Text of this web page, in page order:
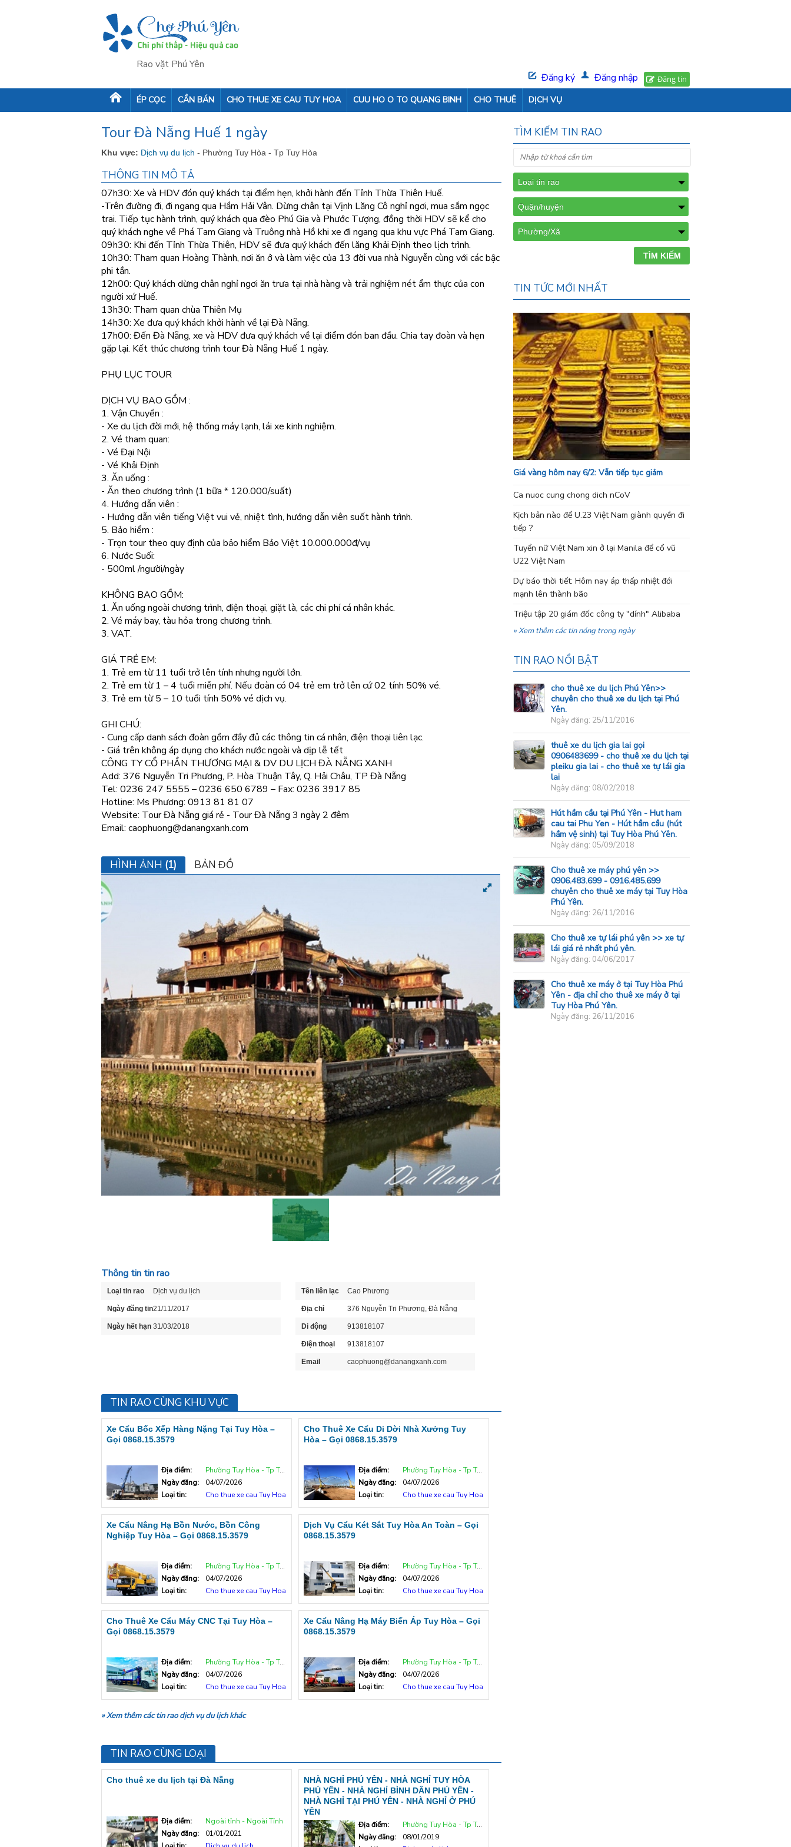
Rao vặt Phú Yên
Đăng tin
Đăng nhập
Đăng ký
ÉP CỌC CẦN BÁN CHO THUE XE CAU TUY HOA CUU HO O TO QUANG BINH CHO THUÊ DỊCH VỤ
Tour Đà Nẵng Huế 1 ngày
Khu vực: Dịch vụ du lịch - Phường Tuy Hòa - Tp Tuy Hòa
THÔNG TIN MÔ TẢ
07h30: Xe và HDV đón quý khách tại điểm hẹn, khởi hành đến Tỉnh Thừa Thiên Huế.
-Trên đường đi, đi ngang qua Hầm Hải Vân. Dừng chân tại Vịnh Lăng Cô nghỉ ngơi, mua sắm ngọc
trai. Tiếp tục hành trình, quý khách qua đèo Phú Gia và Phước Tượng, đồng thời HDV sẽ kể cho
quý khách nghe về Phá Tam Giang và Truông nhà Hồ khi xe đi ngang qua khu vực Phá Tam Giang.
09h30: Khi đến Tỉnh Thừa Thiên, HDV sẽ đưa quý khách đến lăng Khải Định theo lịch trình.
10h30: Tham quan Hoàng Thành, nơi ăn ở và làm việc của 13 đời vua nhà Nguyễn cùng với các bậc
phi tần.
12h00: Quý khách dừng chân nghỉ ngơi ăn trưa tại nhà hàng và trải nghiệm nét ẩm thực của con
người xứ Huế.
13h30: Tham quan chùa Thiên Mụ
14h30: Xe đưa quý khách khởi hành về lại Đà Nẵng.
17h00: Đến Đà Nẵng, xe và HDV đưa quý khách về lại điểm đón ban đầu. Chia tay đoàn và hẹn
gặp lại. Kết thúc chương trình tour Đà Nẵng Huế 1 ngày.
PHỤ LỤC TOUR
DỊCH VỤ BAO GỒM :
1. Vận Chuyển :
- Xe du lịch đời mới, hệ thống máy lạnh, lái xe kinh nghiệm.
2. Vé tham quan:
- Vé Đại Nội
- Vé Khải Định
3. Ăn uống :
- Ăn theo chương trình (1 bữa * 120.000/suất)
4. Hướng dẫn viên :
- Hướng dẫn viên tiếng Việt vui vẻ, nhiệt tình, hướng dẫn viên suốt hành trình.
5. Bảo hiểm :
- Trọn tour theo quy định của bảo hiểm Bảo Việt 10.000.000đ/vụ
6. Nước Suối:
- 500ml /người/ngày
KHÔNG BAO GỒM:
1. Ăn uống ngoài chương trình, điện thoại, giặt là, các chi phí cá nhân khác.
2. Vé máy bay, tàu hỏa trong chương trình.
3. VAT.
GIÁ TRẺ EM:
1. Trẻ em từ 11 tuổi trở lên tính nhưng người lớn.
2. Trẻ em từ 1 – 4 tuổi miễn phí. Nếu đoàn có 04 trẻ em trở lên cứ 02 tính 50% vé.
3. Trẻ em từ 5 – 10 tuổi tính 50% vé dịch vụ.
GHI CHÚ:
- Cung cấp danh sách đoàn gồm đầy đủ các thông tin cá nhân, điện thoại liên lạc.
- Giá trên không áp dụng cho khách nước ngoài và dịp lễ tết
CÔNG TY CỔ PHẦN THƯƠNG MẠI & DV DU LỊCH ĐÀ NẴNG XANH
Add: 376 Nguyễn Tri Phương, P. Hòa Thuận Tây, Q. Hải Châu, TP Đà Nẵng
Tel: 0236 247 5555 – 0236 650 6789 – Fax: 0236 3917 85
Hotline: Ms Phương: 0913 81 81 07
Website: Tour Đà Nẵng giá rẻ - Tour Đà Nẵng 3 ngày 2 đêm
Email: caophuong@danangxanh.com
HÌNH ẢNH (1) BẢN ĐỒ
Thông tin tin rao
Loại tin rao Dịch vụ du lịch
Ngày đăng tin21/11/2017
Ngày hết hạn 31/03/2018
Tên liên lạc Cao Phương
Địa chỉ 376 Nguyễn Tri Phương, Đà Nẵng
Di động 913818107
Điện thoại 913818107
Email caophuong@danangxanh.com
TIN RAO CÙNG KHU VỰC
Xe Cẩu Bốc Xếp Hàng Nặng Tại Tuy Hòa –
Gọi 0868.15.3579
Địa điểm:
Phường Tuy Hòa - Tp Tuy Hòa
Ngày đăng:
04/07/2026
Loại tin:
Cho thue xe cau Tuy Hoa
Cho Thuê Xe Cẩu Di Dời Nhà Xưởng Tuy
Hòa – Gọi 0868.15.3579
Địa điểm:
Phường Tuy Hòa - Tp Tuy Hòa
Ngày đăng:
04/07/2026
Loại tin:
Cho thue xe cau Tuy Hoa
Xe Cẩu Nâng Hạ Bồn Nước, Bồn Công
Nghiệp Tuy Hòa – Gọi 0868.15.3579
Địa điểm:
Phường Tuy Hòa - Tp Tuy Hòa
Ngày đăng:
04/07/2026
Loại tin:
Cho thue xe cau Tuy Hoa
Dịch Vụ Cẩu Két Sắt Tuy Hòa An Toàn – Gọi
0868.15.3579
Địa điểm:
Phường Tuy Hòa - Tp Tuy Hòa
Ngày đăng:
04/07/2026
Loại tin:
Cho thue xe cau Tuy Hoa
Cho Thuê Xe Cẩu Máy CNC Tại Tuy Hòa –
Gọi 0868.15.3579
Địa điểm:
Phường Tuy Hòa - Tp Tuy Hòa
Ngày đăng:
04/07/2026
Loại tin:
Cho thue xe cau Tuy Hoa
Xe Cẩu Nâng Hạ Máy Biến Áp Tuy Hòa – Gọi
0868.15.3579
Địa điểm:
Phường Tuy Hòa - Tp Tuy Hòa
Ngày đăng:
04/07/2026
Loại tin:
Cho thue xe cau Tuy Hoa
» Xem thêm các tin rao dịch vụ du lịch khác
TIN RAO CÙNG LOẠI
Cho thuê xe du lịch tại Đà Nẵng
Địa điểm:
Ngoài tỉnh - Ngoài Tỉnh
Ngày đăng:
01/01/2021
NHÀ NGHỈ PHÚ YÊN - NHÀ NGHỈ TUY HÒA
PHÚ YÊN - NHÀ NGHỈ BÌNH DÂN PHÚ YÊN -
NHÀ NGHỈ TẠI PHÚ YÊN - NHÀ NGHỈ Ở PHÚ
YÊN
Địa điểm:
Phường Tuy Hòa - Tp Tuy Hòa
Ngày đăng:
08/01/2019
TÌM KIẾM TIN RAO
TIN TỨC MỚI NHẤT
Giá vàng hôm nay 6/2: Vẫn tiếp tục giảm
Ca nuoc cung chong dich nCoV
Kịch bản nào để U.23 Việt Nam giành quyền đi
tiếp ?
Tuyển nữ Việt Nam xin ở lại Manila để cổ vũ
U22 Việt Nam
Dự báo thời tiết: Hôm nay áp thấp nhiệt đới
mạnh lên thành bão
Triệu tập 20 giám đốc công ty "dính" Alibaba
» Xem thêm các tin nóng trong ngày
TIN RAO NỔI BẬT
cho thuê xe du lịch Phú Yên>>
chuyên cho thuê xe du lịch tại Phú
Yên.
Ngày đăng: 25/11/2016
thuê xe du lịch gia lai gọi
0906483699 - cho thuê xe du lịch tại
pleiku gia lai - cho thuê xe tự lái gia
lai
Ngày đăng: 08/02/2018
Hút hầm cầu tại Phú Yên - Hut ham
cau tai Phu Yen - Hút hầm cầu (hút
hầm vệ sinh) tại Tuy Hòa Phú Yên.
Ngày đăng: 05/09/2018
Cho thuê xe máy phú yên >>
0906.483.699 - 0916.485.699
chuyên cho thuê xe máy tại Tuy Hòa
Phú Yên.
Ngày đăng: 26/11/2016
Cho thuê xe tự lái phú yên >> xe tự
lái giá rẻ nhất phú yên.
Ngày đăng: 04/06/2017
Cho thuê xe máy ở tại Tuy Hòa Phú
Yên - địa chỉ cho thuê xe máy ở tại
Tuy Hòa Phú Yên.
Ngày đăng: 26/11/2016